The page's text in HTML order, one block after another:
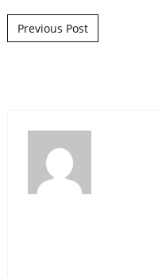
Post navigation
Previous Post